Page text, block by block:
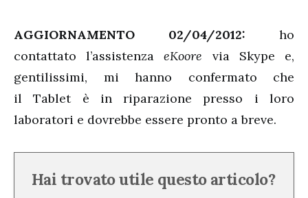
AGGIORNAMENTO 02/04/2012: ho
contattato l’assistenzaeKoore via Skype e,
gentilissimi, mi hanno confermato che
il Tablet è in riparazione presso i loro
laboratori e dovrebbe essere pronto a breve.
Hai trovato utile questo articolo?